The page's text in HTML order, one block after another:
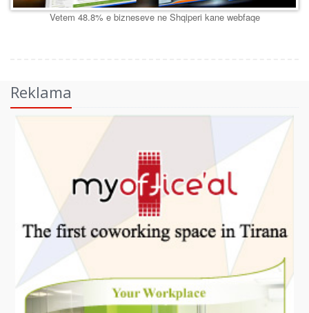
Vetem 48.8% e bizneseve ne Shqiperi kane webfaqe
Reklama